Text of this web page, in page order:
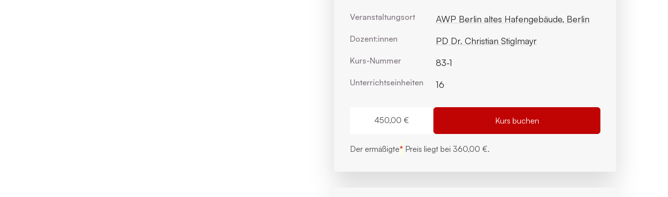
Veranstaltungsort AWP Berlin altes Hafengebäude, Berlin
Dozent:innen PD Dr. Christian Stiglmayr
Kurs-Nummer 83-1
Unterrichts­einheiten 16
450,00 € Kurs buchen
Der ermäßigte* Preis liegt bei 360,00 €.